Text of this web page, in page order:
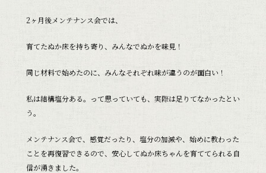
2ヶ月後メンテナンス会では、
育てたぬか床を持ち寄り、みんなでぬかを味見！
同じ材料で始めたのに、みんなそれぞれ味が違うのが面白い！
私は結構塩分ある。って思っていても、実際は足りてなかったとい
う。
メンテナンス会で、感覚だったり、塩分の加減や、始めに教わった
ことを再復習できるので、安心してぬか床ちゃんを育ててられる自
信が湧きました。